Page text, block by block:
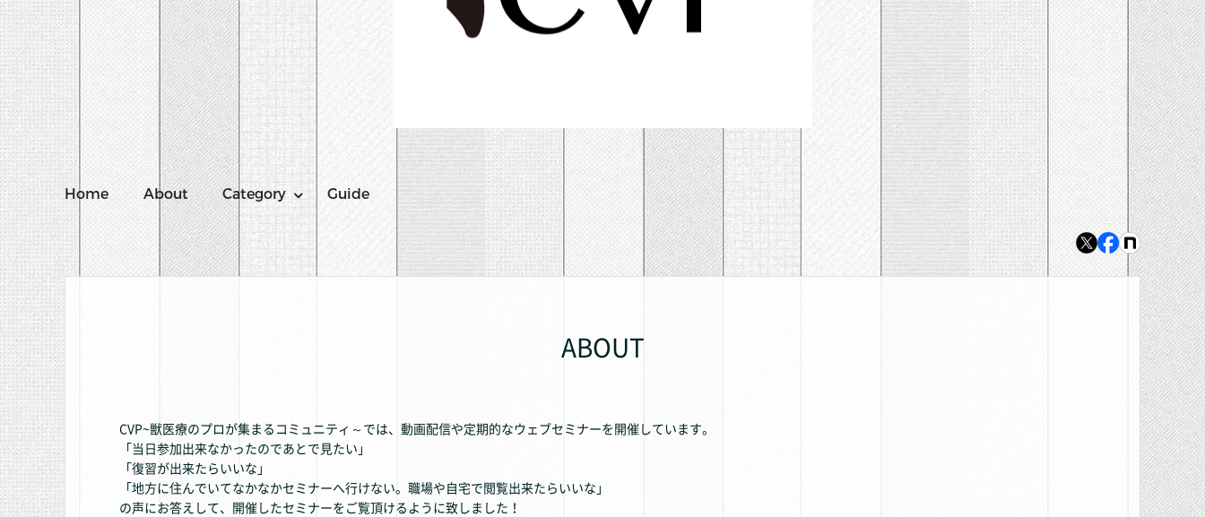
Home About Category Guide
ABOUT
CVP~獣医療のプロが集まるコミュニティ～では、動画配信や定期的なウェブセミナーを開催しています。
「当日参加出来なかったのであとで見たい」
「復習が出来たらいいな」
「地方に住んでいてなかなかセミナーへ行けない。職場や自宅で閲覧出来たらいいな」
の声にお答えして、開催したセミナーをご覧頂けるように致しました！